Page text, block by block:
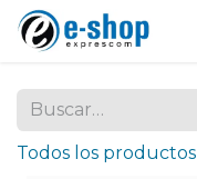
Todos los productos